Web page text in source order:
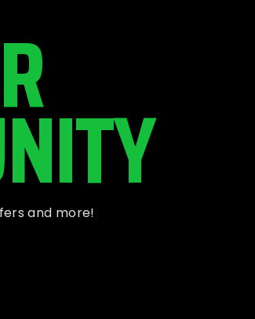
and more!